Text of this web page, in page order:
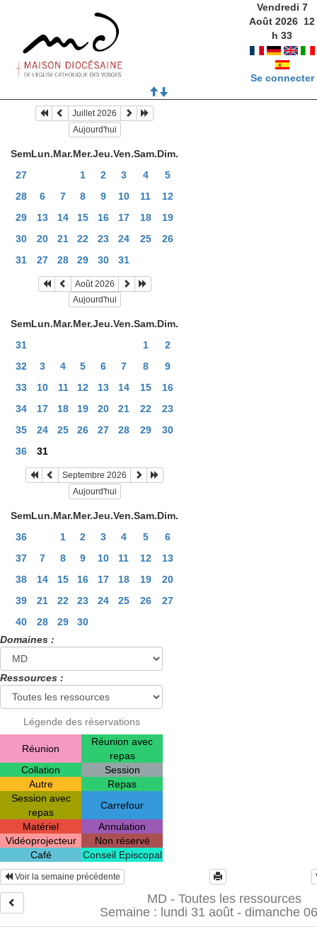
Vendredi 7
Août 2026 12
h33
Se connecter
Juillet 2026
Aujourd'hui
SemLun.Mar.Mer.Jeu.Ven.Sam.Dim.
27
1 2 3 4
5
28
6 7 8 9 10 11
12
29
13 14 15 16 17 18
19
30
20 21 22 23 24 25
26
31
27 28 29 30 31
Août 2026
Aujourd'hui
SemLun.Mar.Mer.Jeu.Ven.Sam.Dim.
31
1
2
32
3 4 5 6 7 8
9
33
10 11 12 13 14 15
16
34
17 18 19 20 21 22
23
35
24 25 26 27 28 29
30
36
31
Septembre 2026
Aujourd'hui
SemLun.Mar.Mer.Jeu.Ven.Sam.Dim.
36
1 2 3 4 5
6
37
7 8 9 10 11 12
13
38
14 15 16 17 18 19
20
39
21 22 23 24 25 26
27
40
28 29
30
Domaines :
Ressources :
Légende des réservations
Réunion
Réunion avec
repas
Collation
Session
Autre
Repas
Session avec
repas
Carrefour
Matériel
Annulation
Vidéoprojecteur
Non réservé
Café
Conseil Episcopal
Voir la semaine précédente
MD - Toutes les ressources
Semaine : lundi 31 août - dimanche